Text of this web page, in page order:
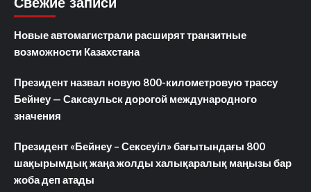
Новые автомагистрали расширят транзитные
возможности Казахстана
Президент назвал новую 800-километровую трассу
Бейнеу — Саксаульск дорогой международного
значения
Президент «Бейнеу – Сексеуіл» бағытындағы 800
шақырымдық жаңа жолды халықаралық маңызы бар
жоба деп атады